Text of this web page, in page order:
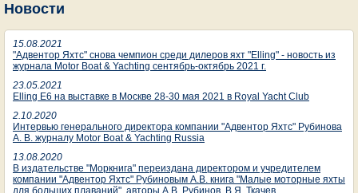
Новости
15.08.2021
"Адвентор Яхтс" снова чемпион среди дилеров яхт "Elling" - новость из
журнала Motor Boat & Yachting сентябрь-октябрь 2021 г.
23.05.2021
Elling E6 на выставке в Москве 28-30 мая 2021 в Royal Yacht Club
2.10.2020
Интервью генерального директора компании "Адвентор Яхтс" Рубинова
А. В. журналу Motor Boat & Yachting Russia
13.08.2020
В издательстве "Моркнига" переиздана директором и учредителем
компании "Адвентор Яхтс" Рубиновым А.В. книга "Малые моторные яхты
для больших плаваний", авторы А.В. Рубинов, В.Я. Ткачев